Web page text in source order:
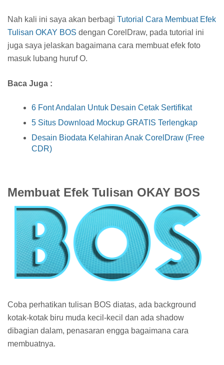
Nah kali ini saya akan berbagi Tutorial Cara Membuat Efek
Tulisan OKAY BOS dengan CorelDraw, pada tutorial ini
juga saya jelaskan bagaimana cara membuat efek foto
masuk lubang huruf O.
Baca Juga :
6 Font Andalan Untuk Desain Cetak Sertifikat
5 Situs Download Mockup GRATIS Terlengkap
Desain Biodata Kelahiran Anak CorelDraw (Free
CDR)
Membuat Efek Tulisan OKAY BOS
Coba perhatikan tulisan BOS diatas, ada background
kotak-kotak biru muda kecil-kecil dan ada shadow
dibagian dalam, penasaran engga bagaimana cara
membuatnya.